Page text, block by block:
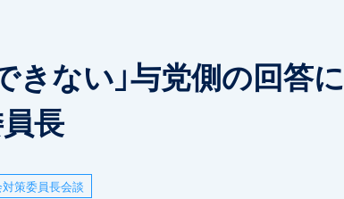
きない」与党側の回答に
長
対策委員長会談